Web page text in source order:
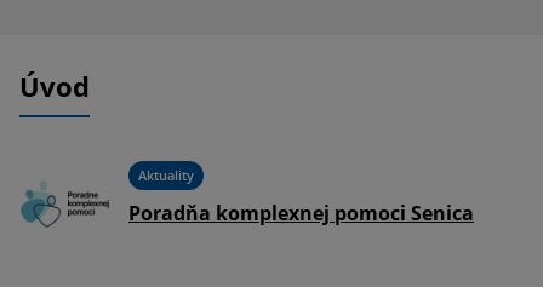
Úvod
Aktuality
Poradňa komplexnej pomoci Senica